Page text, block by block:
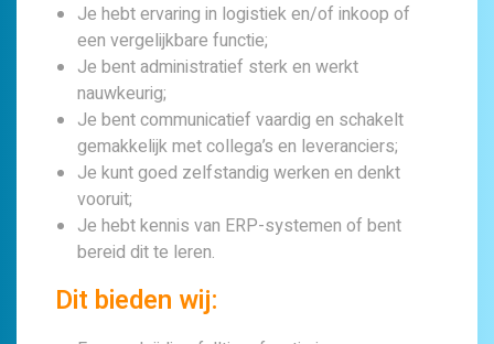
Je hebt ervaring in logistiek en/of inkoop of
een vergelijkbare functie;
Je bent administratief sterk en werkt
nauwkeurig;
Je bent communicatief vaardig en schakelt
gemakkelijk met collega’s en leveranciers;
Je kunt goed zelfstandig werken en denkt
vooruit;
Je hebt kennis van ERP-systemen of bent
bereid dit te leren.
Dit bieden wij: